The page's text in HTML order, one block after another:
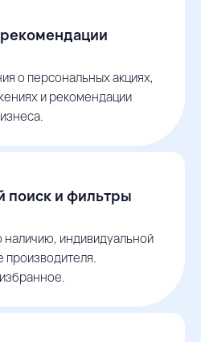
о персональных акциях,
и рекомендации
поиск и фильтры
наличию, индивидуальной
производителя.